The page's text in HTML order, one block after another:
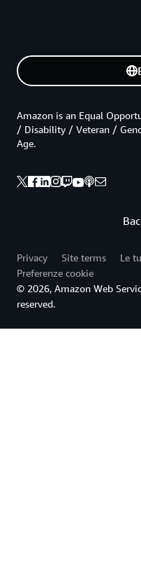
Amazon is an Equal
/ Disability / Veteran /
Age.
Privacy Site terms
Le
Preferenze cookie
© 2026, Amazon Web
reserved.